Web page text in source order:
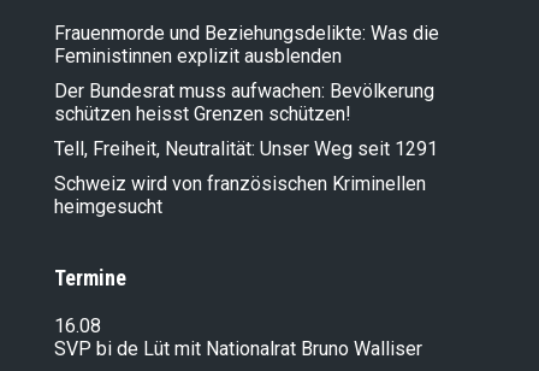
Frauenmorde und Beziehungsdelikte: Was die
Feministinnen explizit ausblenden
Der Bundesrat muss aufwachen: Bevölkerung
schützen heisst Grenzen schützen!
Tell, Freiheit, Neutralität: Unser Weg seit 1291
Schweiz wird von französischen Kriminellen
heimgesucht
Termine
16.08
SVP bi de Lüt mit Nationalrat Bruno Walliser